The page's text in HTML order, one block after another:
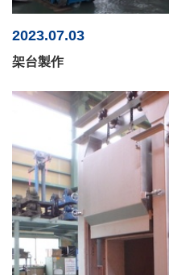
2023.07.03
架台製作